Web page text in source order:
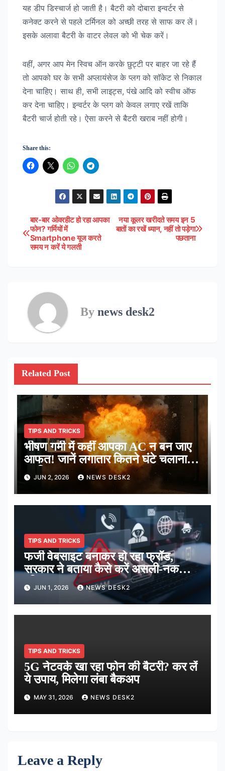
यह डीप डिस्चार्ज हो जाती है। बैटरी को दोबारा इन्वर्टर से
कनेक्ट करने से पहले टर्मिनल को अच्छी तरह से साफ कर लें।
इसके अलावा बैटरी के वाटर लेवल को भी चेक करें।
वहीं, अगर आप मेन स्विच ऑन करके छुट्टी पर बाहर जा रहे हैं
तो आपको घर के सभी अप्लायंसेज के प्लग को सॉकेट से निकाल
देना चाहिए। साथ ही, सभी लाइट्स, पंखे आदि को स्वीच ऑफ
कर देना चाहिए। इन्वर्टर के प्लग को केवल लगाए रखें ताकि
बैटरी चार्ज होती रहे। ऐसा करने से बैटरी खराब नहीं होगी।
Share this:
Post
navigation
नया कूलर खरीदते समय इन 5
बातों का रखें ध्यान, नहीं तो पड़ेगा
पछताना
बार-बार ओवरहीट हो रहा आपका
फोन? गर्मियों में
Smartphone यूज करते
समय न करें ये गलती
By news desk2
Related Post
TIPS AND TRICKS
भीषण गर्मी में कहीं आपका AC न बन जाए
आफत! जानें लगातार कितने घंटे चलाना है
सुरक्षित
JUN 2, 2026 NEWS DESK2
TIPS AND TRICKS
फर्जी वेबसाइट बनाकर हो रहा फ्रॉड,
सरकार ने बताया कैसे करें असली-नकली
की पहचान
JUN 1, 2026 NEWS DESK2
TIPS AND TRICKS
5G नेटवर्क खा रहा फोन की बैटरी? कर लें
ये उपाय, मिलेगा लंबा बैकअप
MAY 31, 2026 NEWS DESK2
Leave a Reply